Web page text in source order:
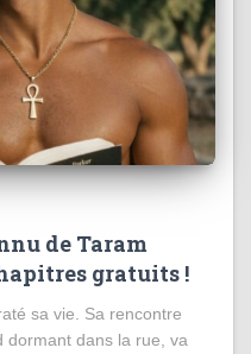
de Taram
gratuits !
sa vie. Sa rencontre
dormant dans la rue, va